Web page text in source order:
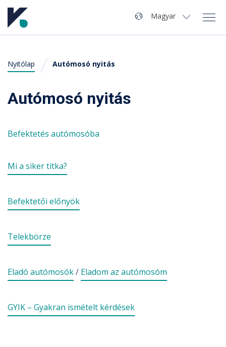
Navigáció
A Kvaliwash
Termékek
Hírek
Kapcsolat
Nyelv
Magyar
Nyitólap Autómosó nyitás
Autómosó nyitás
Befektetés autómosóba
Mi a siker titka?
Befektetői előnyök
Telekbörze
Eladó autómosók/ Eladom az autómosóm
GYIK – Gyakran ismételt kérdések